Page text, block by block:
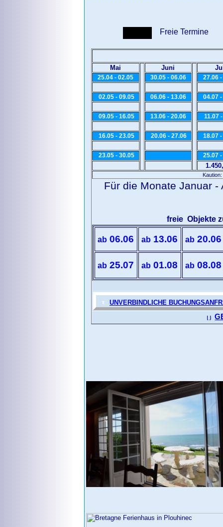
Freie
Mai Juni
25.04 - 02.05 30.05 - 06.06 27.06
02.05 - 09.05 06.06 - 13.06 04.07
09.05 - 16.05 13.06 - 20.06 11.07
16.05 - 23.05 20.06 - 27.06 18.07
23.05 - 30.05 25.07
Für die Monate Januar
freie Objekte
ab 06.06 ab 13.06 ab 20.06
ab 25.07 ab 01.08 ab 08.08
UNVERBINDLICHE